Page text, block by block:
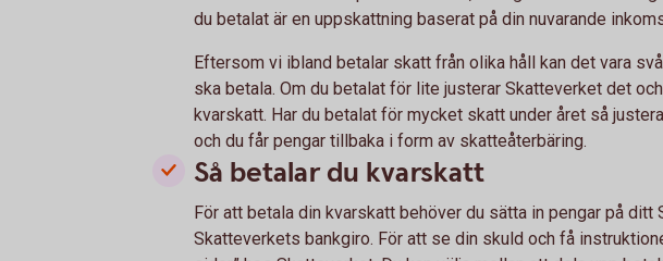
du betalat är en uppskattning baserat på din nuvarande
Eftersom vi ibland betalar skatt från olika håll kan det vara
ska betala. Om du betalat för lite justerar Skatteverket det
kvarskatt. Har du betalat för mycket skatt under året så
och du får pengar tillbaka i form av skatteåterbäring.
Så betalar du kvarskatt
För att betala din kvarskatt behöver du sätta in pengar på ditt
Skatteverkets bankgiro. För att se din skuld och få